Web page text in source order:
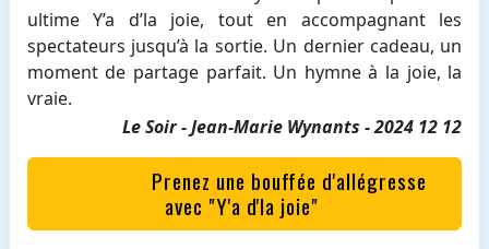
ultime Y’a d’la joie, tout en accompagnant les
spectateurs jusqu’à la sortie. Un dernier cadeau, un
moment de partage parfait. Un hymne à la joie, la
vraie.
Le Soir - Jean-Marie Wynants - 2024 12 12
Prenez une bouffée d'allégresse
avec "Y'a d'la joie"